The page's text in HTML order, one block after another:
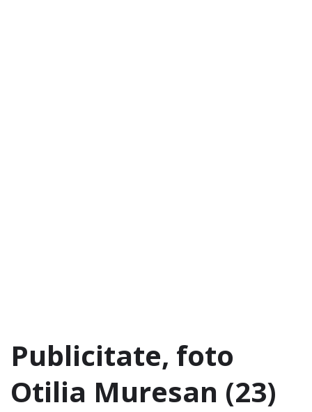
Publicitate, foto
Otilia Muresan (23)